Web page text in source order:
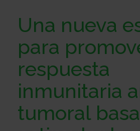
Sobre
nosotros
Colabora
Todo
Una nueva
para
respuesta
inmunitaria
tumoral